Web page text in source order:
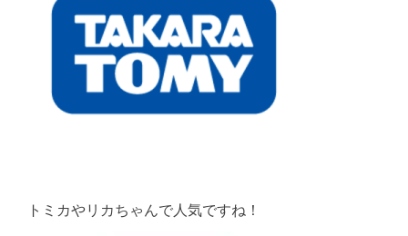
トミカやリカちゃんで人気ですね！